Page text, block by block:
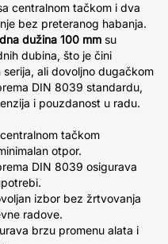
centralnom tačkom i dva
bez preteranog habanja.
dužina 100 mm su
dubina, što je čini
ali dovoljno dugačkom
DIN 8039 standardu,
i pouzdanost u radu.
tačkom
otpor.
DIN 8039 osigurava
izbor bez žrtvovanja
radove.
brzu promenu alata i